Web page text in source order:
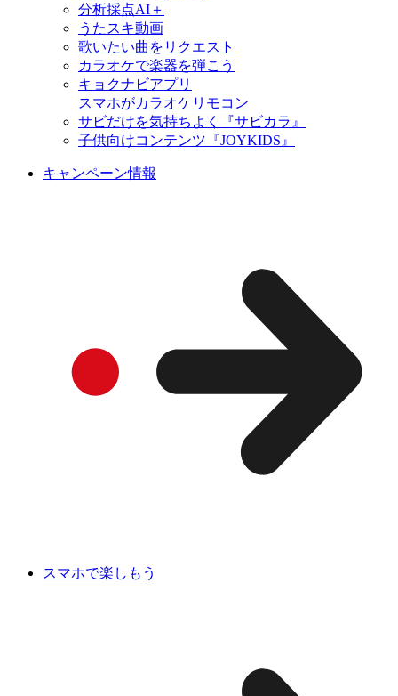
分析採点AI＋
うたスキ動画
歌いたい曲をリクエスト
カラオケで楽器を弾こう
キョクナビアプリ
スマホがカラオケリモコン
サビだけを気持ちよく『サビカラ』
子供向けコンテンツ『JOYKIDS』
キャンペーン情報
スマホで楽しもう